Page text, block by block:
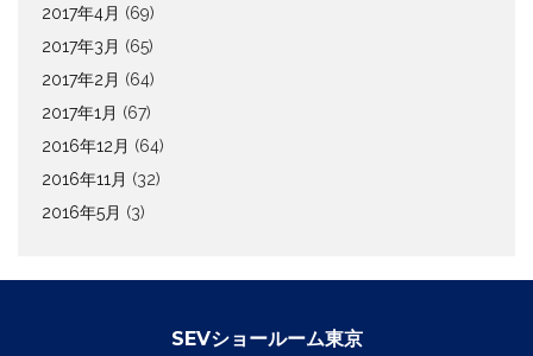
2017年4月 (69)
2017年3月 (65)
2017年2月 (64)
2017年1月 (67)
2016年12月 (64)
2016年11月 (32)
2016年5月 (3)
SEVショールーム東京